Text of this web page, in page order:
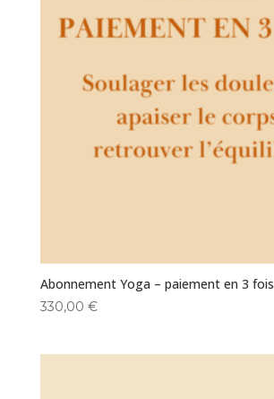
Abonnement Yoga – paiement en 3 fois
330,00 €